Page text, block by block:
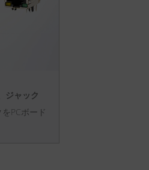
ジャック
PCボード